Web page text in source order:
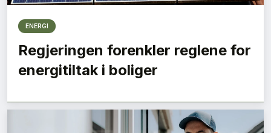
ENERGI
Regjeringen forenkler reglene for
energitiltak i boliger